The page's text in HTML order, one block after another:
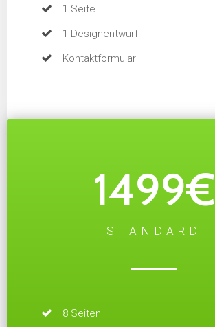
1 Seite
1 Designentwurf
Kontaktformular
1499€
STANDARD
8 Seiten